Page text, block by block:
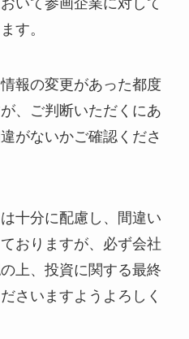
いて参画企業に対して
す。
報の変更があった都度
、ご判断いただくにあ
がないかご確認くださ
十分に配慮し、間違い
おりますが、必ず会社
上、投資に関する最終
さいますようよろしく